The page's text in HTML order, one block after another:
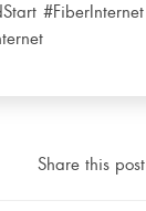
Share this post